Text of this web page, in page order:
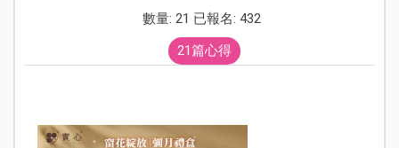
數量: 21 已報名: 432
21篇心得